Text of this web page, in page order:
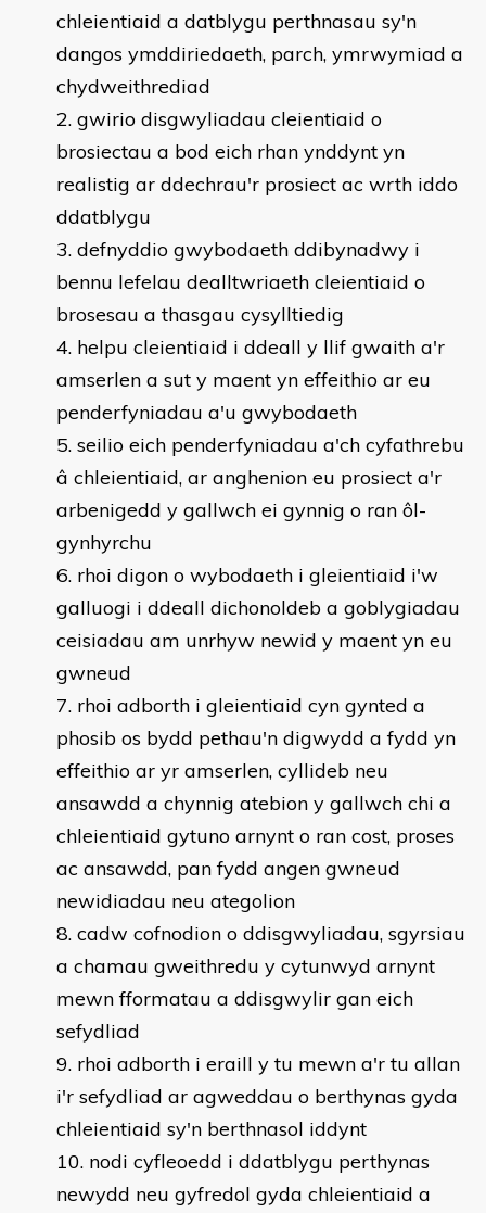
chleientiaid a datblygu perthnasau sy'n
dangos ymddiriedaeth, parch, ymrwymiad a
chydweithrediad
gwirio disgwyliadau cleientiaid o
brosiectau a bod eich rhan ynddynt yn
realistig ar ddechrau'r prosiect ac wrth iddo
ddatblygu
defnyddio gwybodaeth ddibynadwy i
bennu lefelau dealltwriaeth cleientiaid o
brosesau a thasgau cysylltiedig
helpu cleientiaid i ddeall y llif gwaith a'r
amserlen a sut y maent yn effeithio ar eu
penderfyniadau a'u gwybodaeth
seilio eich penderfyniadau a'ch cyfathrebu
â chleientiaid, ar anghenion eu prosiect a'r
arbenigedd y gallwch ei gynnig o ran ôl-
gynhyrchu
rhoi digon o wybodaeth i gleientiaid i'w
galluogi i ddeall dichonoldeb a goblygiadau
ceisiadau am unrhyw newid y maent yn eu
gwneud
rhoi adborth i gleientiaid cyn gynted a
phosib os bydd pethau'n digwydd a fydd yn
effeithio ar yr amserlen, cyllideb neu
ansawdd a chynnig atebion y gallwch chi a
chleientiaid gytuno arnynt o ran cost, proses
ac ansawdd, pan fydd angen gwneud
newidiadau neu ategolion
cadw cofnodion o ddisgwyliadau, sgyrsiau
a chamau gweithredu y cytunwyd arnynt
mewn fformatau a ddisgwylir gan eich
sefydliad
rhoi adborth i eraill y tu mewn a'r tu allan
i'r sefydliad ar agweddau o berthynas gyda
chleientiaid sy'n berthnasol iddynt
nodi cyfleoedd i ddatblygu perthynas
newydd neu gyfredol gyda chleientiaid a